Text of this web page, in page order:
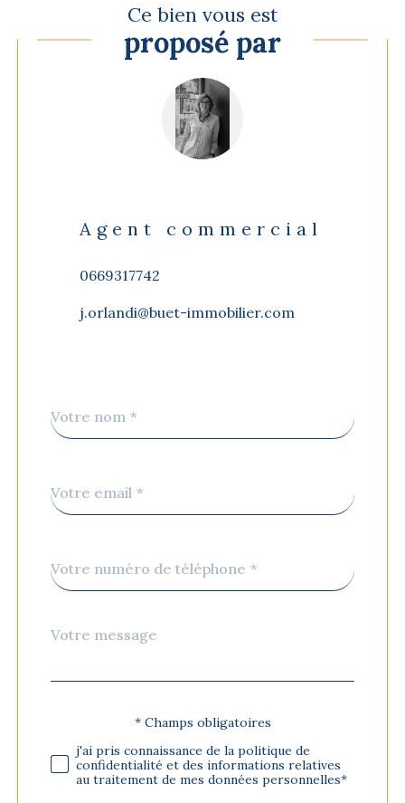
Ce bien vous est
proposé par
Agent commercial
0669317742
j.orlandi@buet-immobilier.com
Fieldset
*
*
*
Fieldset
défaut
Message
Validation* Champs obligatoires
j'ai pris connaissance de la politique de
confidentialité et des informations relatives
au traitement de mes données personnelles*